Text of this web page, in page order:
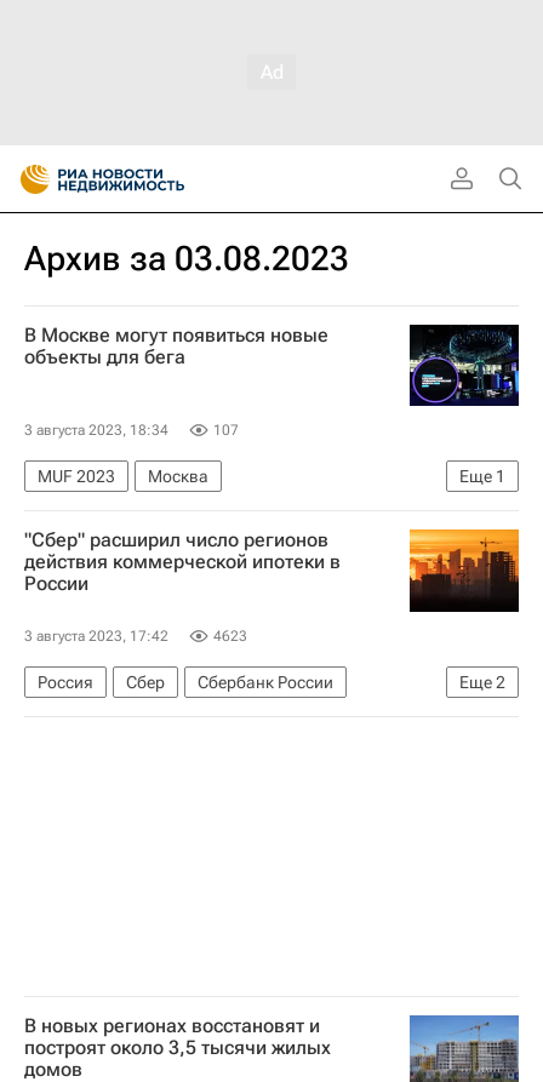
Архив за 03.08.2023
В Москве могут появиться новые
объекты для бега
3 августа 2023, 18:34 107
Еще 1
MUF 2023
Москва
Московский урбанистический форум 2023 (МУФ 2023)
"Сбер" расширил число регионов
действия коммерческой ипотеки в
России
3 августа 2023, 17:42 4623
Еще2
Россия Сбер
Сбербанк России
ДомКлик
Ипотека
В новых регионах восстановят и
построят около 3,5 тысячи жилых
домов